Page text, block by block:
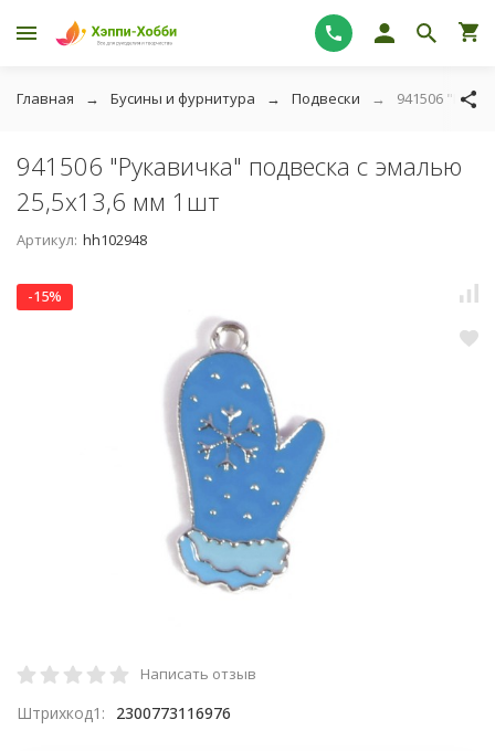
Главная Бусины и фурнитура Подвески 941506
941506 "Рукавичка" подвеска с эмалью
25,5х13,6 мм 1шт
Артикул: hh102948
-15%
Написать отзыв
Штрихкод1: 2300773116976